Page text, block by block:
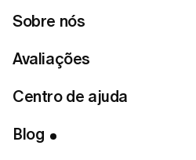
Sobre nós
Avaliações
Centro de ajuda
Blog
Entra em contacto
perfeito?